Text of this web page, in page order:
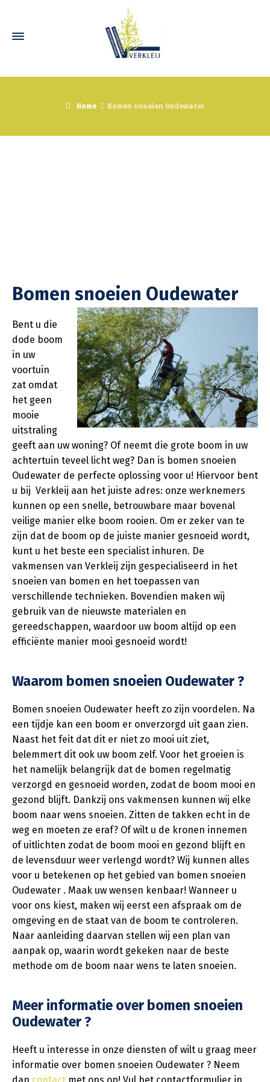
Home Bomen snoeien Oudewater
Bomen snoeien Oudewater
Bent u die
dode boom
in uw
voortuin
zat omdat
het geen
mooie
uitstraling
geeft aan uw woning? Of neemt die grote boom in uw
achtertuin teveel licht weg? Dan is bomen snoeien
Oudewater de perfecte oplossing voor u! Hiervoor bent
u bij Verkleij aan het juiste adres: onze werknemers
kunnen op een snelle, betrouwbare maar bovenal
veilige manier elke boom rooien. Om er zeker van te
zijn dat de boom op de juiste manier gesnoeid wordt,
kunt u het beste een specialist inhuren. De
vakmensen van Verkleij zijn gespecialiseerd in het
snoeien van bomen en het toepassen van
verschillende technieken. Bovendien maken wij
gebruik van de nieuwste materialen en
gereedschappen, waardoor uw boom altijd op een
efficiënte manier mooi gesnoeid wordt!
Waarom bomen snoeien Oudewater ?
Bomen snoeien Oudewater heeft zo zijn voordelen. Na
een tijdje kan een boom er onverzorgd uit gaan zien.
Naast het feit dat dit er niet zo mooi uit ziet,
belemmert dit ook uw boom zelf. Voor het groeien is
het namelijk belangrijk dat de bomen regelmatig
verzorgd en gesnoeid worden, zodat de boom mooi en
gezond blijft. Dankzij ons vakmensen kunnen wij elke
boom naar wens snoeien. Zitten de takken echt in de
weg en moeten ze eraf? Of wilt u de kronen innemen
of uitlichten zodat de boom mooi en gezond blijft en
de levensduur weer verlengd wordt? Wij kunnen alles
voor u betekenen op het gebied van bomen snoeien
Oudewater . Maak uw wensen kenbaar! Wanneer u
voor ons kiest, maken wij eerst een afspraak om de
omgeving en de staat van de boom te controleren.
Naar aanleiding daarvan stellen wij een plan van
aanpak op, waarin wordt gekeken naar de beste
methode om de boom naar wens te laten snoeien.
Meer informatie over bomen snoeien
Oudewater ?
Heeft u interesse in onze diensten of wilt u graag meer
informatie over bomen snoeien Oudewater ? Neem